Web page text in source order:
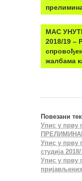
МАС
2018/19 –
жалбама
Повезани
Упис у прву
Упис у прву
студија
Упис у прву